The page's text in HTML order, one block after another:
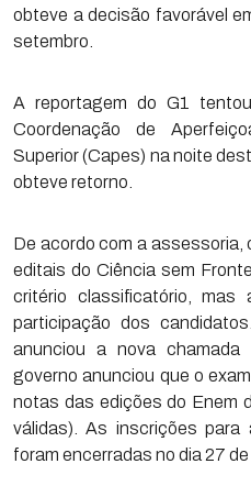
obteve a decisão favorável
setembro.
A reportagem do G1
Coordenação de
Superior (Capes) na noite
obteve retorno.
De acordo com a assessoria,
editais do Ciência sem
critério classificatório,
participação dos
anunciou a nova
governo anunciou que o
notas das edições do Enem
válidas). As inscrições
foram encerradas no dia 27 de